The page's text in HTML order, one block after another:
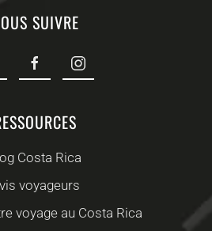
SUIVRE
Costa Rica
voyageurs
voyage au Costa Rica